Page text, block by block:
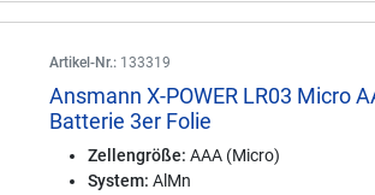
Artikel-Nr.: 133319
Ansmann X-POWER LR03 Micro
Batterie 3er Folie
Zellengröße: AAA (Micro)
System: AlMn